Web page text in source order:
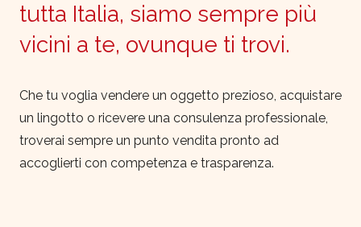
tutta Italia, siamo sempre più
vicini a te, ovunque ti trovi.
Che tu voglia vendere un oggetto prezioso, acquistare
un lingotto o ricevere una consulenza professionale,
troverai sempre un punto vendita pronto ad
accoglierti con competenza e trasparenza.